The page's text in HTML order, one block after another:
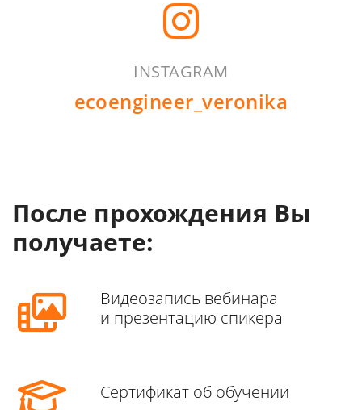
INSTAGRAM
ecoengineer_veronika
После прохождения Вы
получаете:
Видеозапись вебинара
и презентацию спикера
Сертификат об обучении